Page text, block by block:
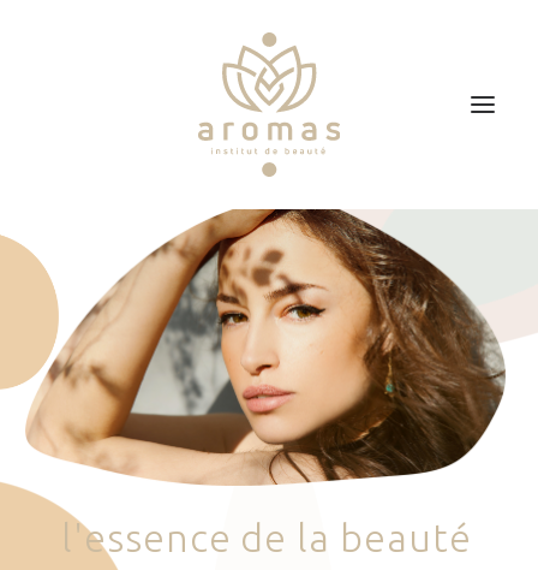
Soins
Je veux faire un bon cadeau
Plan d’accès
Prendre RDV
'essence de la beauté